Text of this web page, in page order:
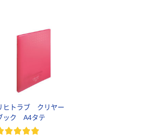
ヒトラブ クリヤー
ック A4タテ